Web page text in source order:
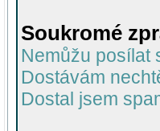
Soukromé
Nemůžu posílat
Dostávám
Dostal jsem